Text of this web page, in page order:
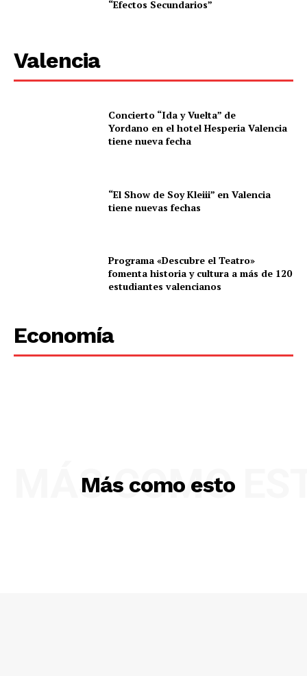
“Efectos Secundarios”
Valencia
Concierto “Ida y Vuelta” de
Yordano en el hotel Hesperia Valencia
tiene nueva fecha
“El Show de Soy Kleiii” en Valencia
tiene nuevas fechas
Programa «Descubre el Teatro»
fomenta historia y cultura a más de 120
estudiantes valencianos
Economía
Más como esto
MÁS COMO